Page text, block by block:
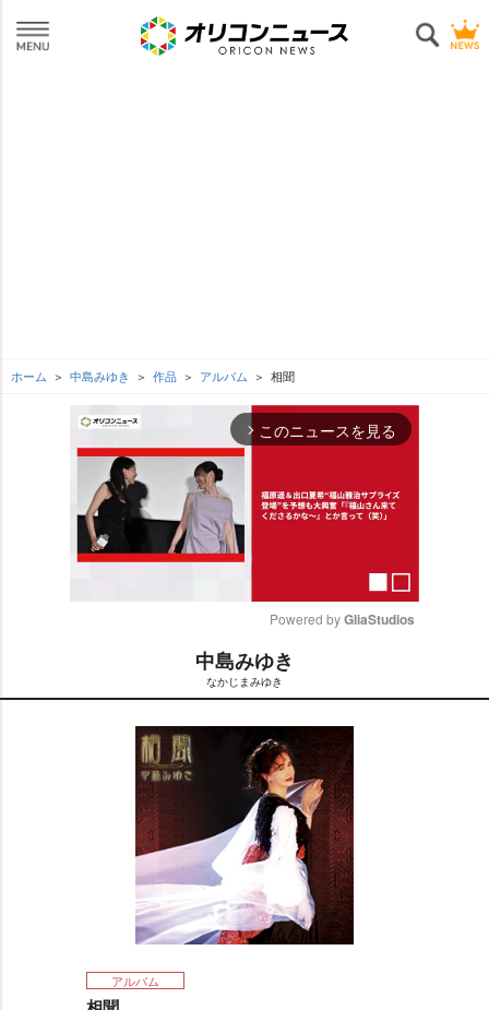
ホーム 中島みゆき 作品 アルバム 相聞
arrow_forward_ios このニュースを見る
t
e
Powered by GliaStudios
中島みゆき
なかじまみゆき
アルバム